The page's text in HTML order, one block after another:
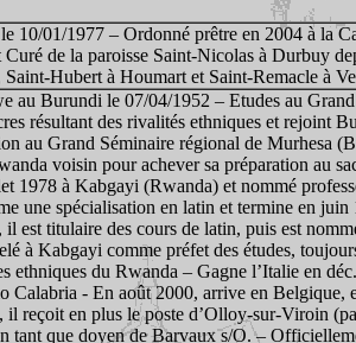
10/01/1977 – Ordonné prêtre en 2004 à la
de la paroisse Saint-Nicolas à Durbuy
Hubert à Houmart et Saint-Remacle à
Burundi le 07/04/1952 – Etudes au
résultant des rivalités ethniques et rejoint
au Grand Séminaire régional de Murhesa
voisin pour achever sa préparation au
1978 à Kabgayi (Rwanda) et nommé
une spécialisation en latin et termine en juin
est titulaire des cours de latin, puis est
à Kabgayi comme préfet des études,
du Rwanda – Gagne l’Italie en
Calabria - En août 2000, arrive en
reçoit en plus le poste d’Olloy-sur-Viroin
tant que doyen de Barvaux s/O. –